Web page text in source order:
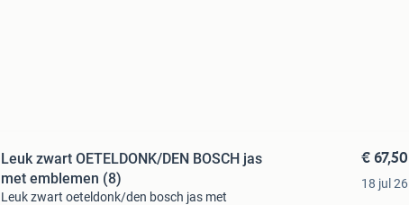
Leuk zwart OETELDONK/DEN BOSCH jas
met emblemen (8)
Leuk zwart oeteldonk/den bosch jas met
€ 67,50
18 jul 26